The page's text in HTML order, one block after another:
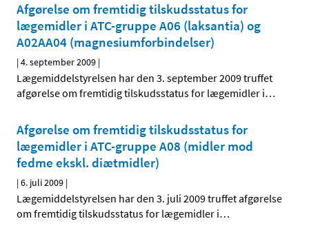
Afgørelse om fremtidig tilskudsstatus for
lægemidler i ATC-gruppe A06 (laksantia) og
A02AA04 (magnesiumforbindelser)
|4. september 2009 |
Lægemiddelstyrelsen har den 3. september 2009 truffet
afgørelse om fremtidig tilskudsstatus for lægemidler i…
Afgørelse om fremtidig tilskudsstatus for
lægemidler i ATC-gruppe A08 (midler mod
fedme ekskl. diætmidler)
|6. juli 2009 |
Lægemiddelstyrelsen har den 3. juli 2009 truffet afgørelse
om fremtidig tilskudsstatus for lægemidler i…